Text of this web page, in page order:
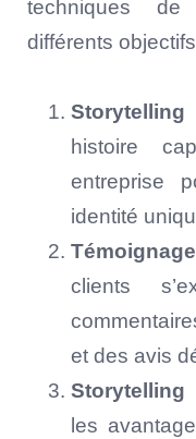
techniques
différents
histoire
entreprise
identité
clients
et des avis
Storytelling
les